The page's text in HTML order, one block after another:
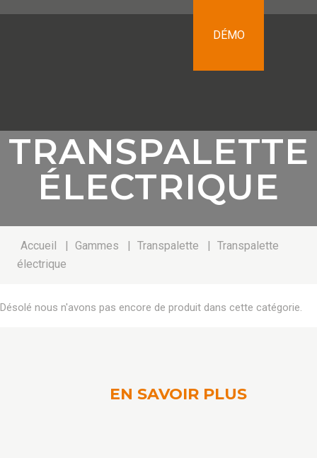
DÉMO
TRANSPALETTE
ÉLECTRIQUE
Accueil | Gammes | Transpalette | Transpalette
électrique
Désolé nous n'avons pas encore de produit dans cette catégorie.
EN SAVOIR PLUS